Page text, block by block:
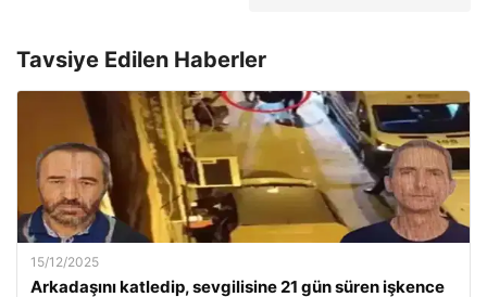
Tavsiye Edilen Haberler
15/12/2025
Arkadaşını katledip, sevgilisine 21 gün süren işkence